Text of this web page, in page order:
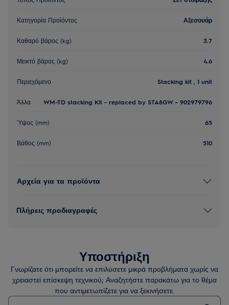
Κατηγορία Προϊόντος Αξεσουάρ
Καθαρό βάρος (kg) 3.7
Μεικτό βάρος (kg) 4.6
Περιεχόμενο Stacking kit , 1 unit
Άλλα WM-TD stacking Kit - replaced by STA8GW – 902979796
Ύψος (mm) 65
Βάθος (mm) 510
Αρχεία για τα προϊόντα
Πλήρεις προδιαγραφές
Υποστήριξη
Γνωρίζατε ότι μπορείτε να επιλύσετε μικρά προβλήματα χωρίς να
χρειαστεί επίσκεψη τεχνικού; Αναζητήστε παρακάτω για το θέμα
που αντιμετωπίζετε για να ξεκινήσετε.
Τύπος για αναζήτηση άρθρων υποστήριξης